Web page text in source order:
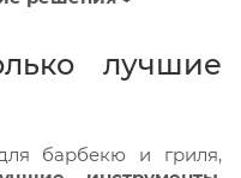
лучшие
барбекю и гриля,